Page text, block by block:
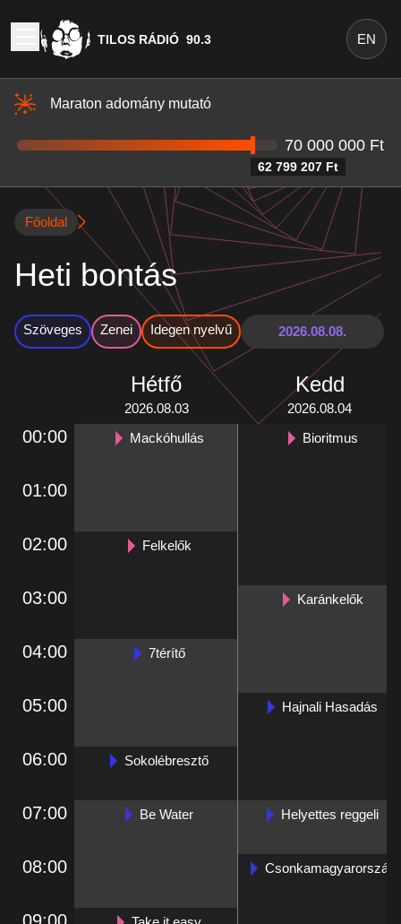
TILOS RÁDIÓ 90.3 EN
Maraton adomány mutató
62 799 207 Ft
70 000 000 Ft
Főoldal
Heti bontás
Szöveges Zenei Idegen nyelvű
00:00
01:00
02:00
03:00
04:00
05:00
06:00
07:00
08:00
Hétfő
2026.08.03
Kedd
2026.08.04
Mackóhullás
Felkelők
7térítő
Sokolébresztő
Be Water
Bioritmus
Karánkelők
Hajnali Hasadás
Helyettes reggeli
Csonkamagyarország